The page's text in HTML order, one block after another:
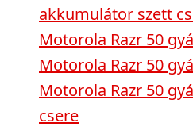
akkumulátor szett
Motorola Razr 50
Motorola Razr 50
Motorola Razr 50
csere